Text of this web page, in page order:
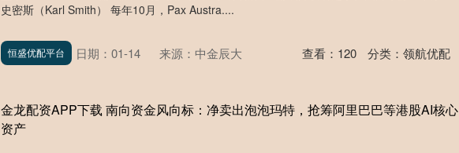
史密斯（Karl Smith） 每年10月，Pax Austra....
恒盛优配平台 日期：01-14 来源：中金辰大 查看： 120 分类： 领航优配
金龙配资APP下载 南向资金风向标：净卖出泡泡玛特，抢筹阿里巴巴等港股AI核心
资产